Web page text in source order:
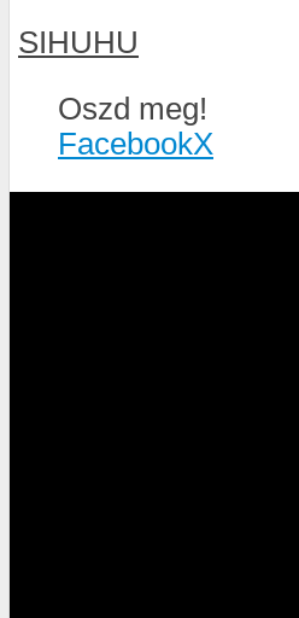
SIHUHU
Oszd meg!
FacebookX